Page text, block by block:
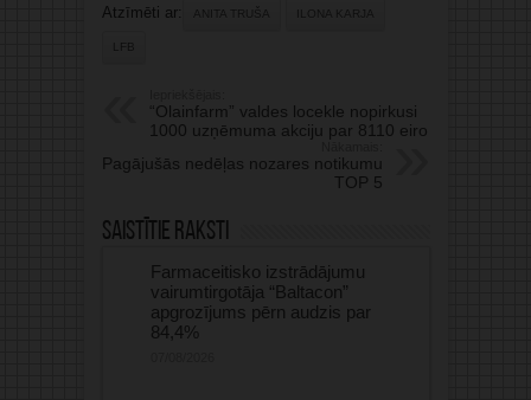
Atzīmēti ar: ANITA TRUŠA ILONA KARJA
LFB
“Olainfarm” valdes locekle nopirkusi
1000 uzņēmuma akciju par 8110 eiro
Pagājušās nedēļas nozares notikumu
TOP 5
Saistītie raksti
Farmaceitisko izstrādājumu
vairumtirgotāja “Baltacon”
apgrozījums pērn audzis par
84,4%